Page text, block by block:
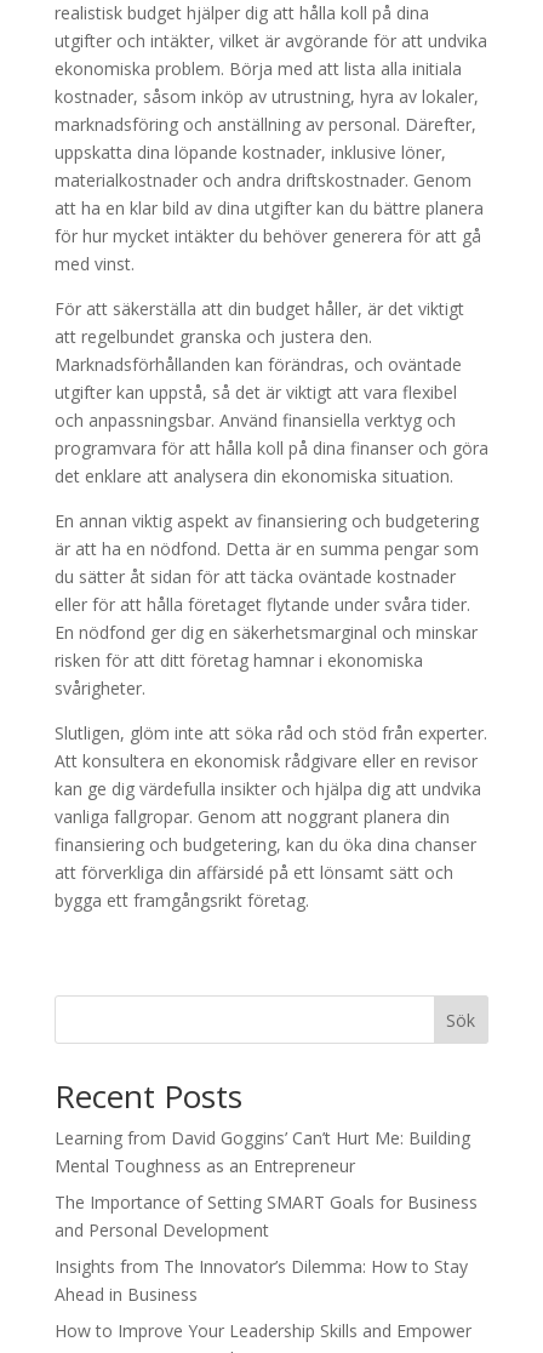
realistisk budget hjälper dig att hålla koll på dina
utgifter och intäkter, vilket är avgörande för att undvika
ekonomiska problem. Börja med att lista alla initiala
kostnader, såsom inköp av utrustning, hyra av lokaler,
marknadsföring och anställning av personal. Därefter,
uppskatta dina löpande kostnader, inklusive löner,
materialkostnader och andra driftskostnader. Genom
att ha en klar bild av dina utgifter kan du bättre planera
för hur mycket intäkter du behöver generera för att gå
med vinst.
För att säkerställa att din budget håller, är det viktigt
att regelbundet granska och justera den.
Marknadsförhållanden kan förändras, och oväntade
utgifter kan uppstå, så det är viktigt att vara flexibel
och anpassningsbar. Använd finansiella verktyg och
programvara för att hålla koll på dina finanser och göra
det enklare att analysera din ekonomiska situation.
En annan viktig aspekt av finansiering och budgetering
är att ha en nödfond. Detta är en summa pengar som
du sätter åt sidan för att täcka oväntade kostnader
eller för att hålla företaget flytande under svåra tider.
En nödfond ger dig en säkerhetsmarginal och minskar
risken för att ditt företag hamnar i ekonomiska
svårigheter.
Slutligen, glöm inte att söka råd och stöd från experter.
Att konsultera en ekonomisk rådgivare eller en revisor
kan ge dig värdefulla insikter och hjälpa dig att undvika
vanliga fallgropar. Genom att noggrant planera din
finansiering och budgetering, kan du öka dina chanser
att förverkliga din affärsidé på ett lönsamt sätt och
bygga ett framgångsrikt företag.
Sök
Recent Posts
Learning from David Goggins’ Can’t Hurt Me: Building
Mental Toughness as an Entrepreneur
The Importance of Setting SMART Goals for Business
and Personal Development
Insights from The Innovator’s Dilemma: How to Stay
Ahead in Business
How to Improve Your Leadership Skills and Empower